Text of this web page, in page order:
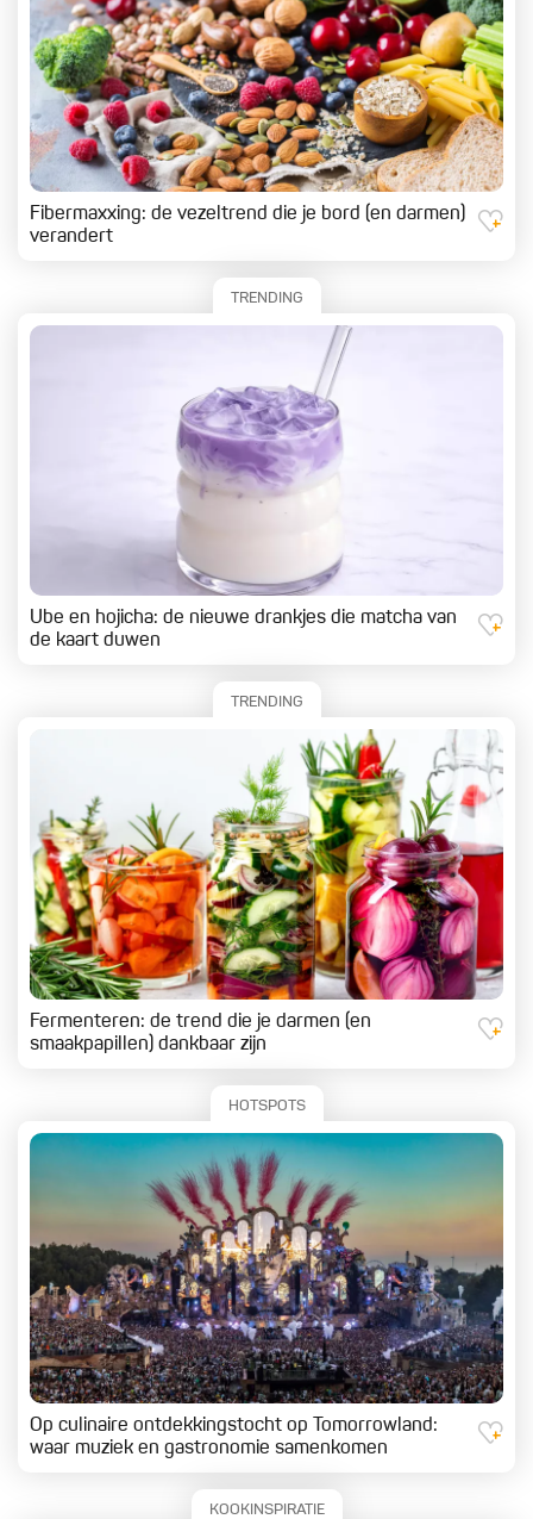
Fibermaxxing: de vezeltrend die je bord (en darmen)
verandert
TRENDING
Ube en hojicha: de nieuwe drankjes die matcha van
de kaart duwen
TRENDING
Fermenteren: de trend die je darmen (en
smaakpapillen) dankbaar zijn
HOTSPOTS
Op culinaire ontdekkingstocht op Tomorrowland:
waar muziek en gastronomie samenkomen
KOOKINSPIRATIE